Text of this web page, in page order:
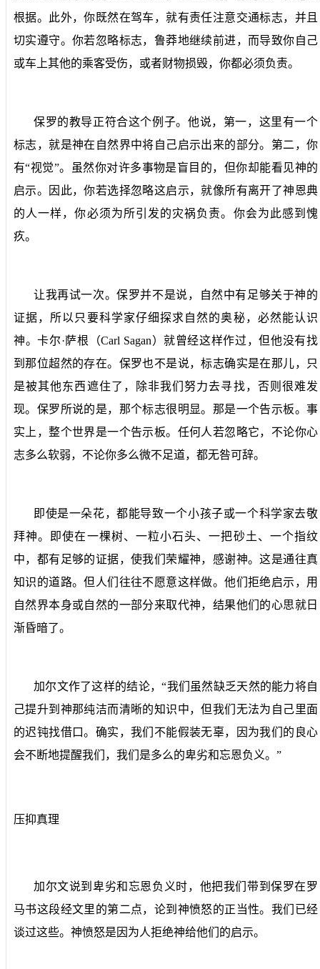
根据。此外，你既然在驾车，就有责任注意交通标志，并且
切实遵守。你若忽略标志，鲁莽地继续前进，而导致你自己
或车上其他的乘客受伤，或者财物损毁，你都必须负责。
保罗的教导正符合这个例子。他说，第一，这里有一个
标志，就是神在自然界中将自己启示出来的部分。第二，你
有“视觉”。虽然你对许多事物是盲目的，但你却能看见神的
启示。因此，你若选择忽略这启示，就像所有离开了神恩典
的人一样，你必须为所引发的灾祸负责。你会为此感到愧
疚。
让我再试一次。保罗并不是说，自然中有足够关于神的
证据，所以只要科学家仔细探求自然的奥秘，必然能认识
神。卡尔·萨根（Carl Sagan）就曾经这样作过，但他没有找
到那位超然的存在。保罗也不是说，标志确实是在那儿，只
是被其他东西遮住了，除非我们努力去寻找，否则很难发
现。保罗所说的是，那个标志很明显。那是一个告示板。事
实上，整个世界是一个告示板。任何人若忽略它，不论你心
志多么软弱，不论你多么微不足道，都无咎可辞。
即使是一朵花，都能导致一个小孩子或一个科学家去敬
拜神。即使在一棵树、一粒小石头、一把砂土、一个指纹
中，都有足够的证据，使我们荣耀神，感谢神。这是通往真
知识的道路。但人们往往不愿意这样做。他们拒绝启示，用
自然界本身或自然的一部分来取代神，结果他们的心思就日
渐昏暗了。
加尔文作了这样的结论，“我们虽然缺乏天然的能力将自
己提升到神那纯洁而清晰的知识中，但我们无法为自己里面
的迟钝找借口。确实，我们不能假装无辜，因为我们的良心
会不断地提醒我们，我们是多么的卑劣和忘恩负义。”
压抑真理
加尔文说到卑劣和忘恩负义时，他把我们带到保罗在罗
马书这段经文里的第二点，论到神愤怒的正当性。我们已经
谈过这些。神愤怒是因为人拒绝神给他们的启示。